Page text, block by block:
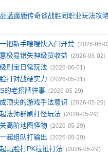
蓝魔鹿传奇谈战胜同职业玩法攻
把新手嗖嗖快入门开荒 (2026-06-
极易错失神级货收益 (2026-06-02)
刷宝日常玩法 (2026-06-01)
打对战硬实力 (2026-05-31)
的老招牌往事 (2026-05-29)
顶尖的游戏手法意识 (2026-05-29)
法师群刷打怪玩法 (2026-05-29)
高阶地图怪物 (2026-05-29)
起组队打输出 (2026-05-29)
贴脸打PK拉扯打法 (2026-05-29)